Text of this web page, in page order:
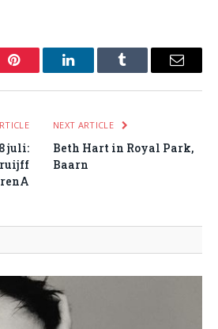
Pinterest LinkedInTumblr Email
juli:
NEXT ARTICLE
Beth Hart in Royal Park,
Baarn